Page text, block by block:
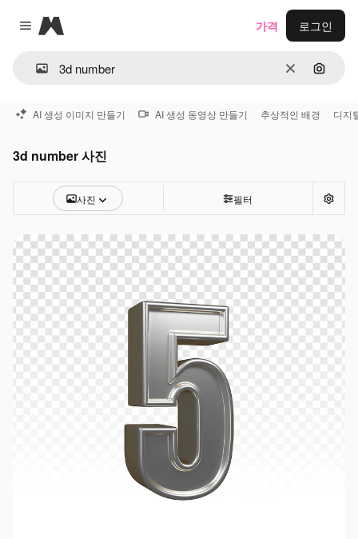
Close menu
Magnific
지우기이미지
가격 로그인
AI 생성 이미지 만들기 AI 생성 동영상 만들기 추상적인 배경 디지
3d number 사진
사진 필터